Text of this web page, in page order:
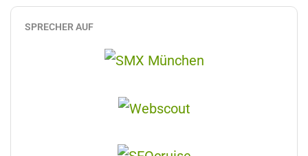
SPRECHER AUF